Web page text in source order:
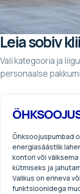
Leia sobiv
Vali kategooria ja
personaalse
Õhksoojuspumbad
energiasäästlik
kontori või väiksema
kütmiseks ja
Valikus on erineva
funktsioonidega